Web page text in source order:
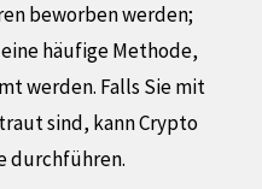
beworben werden;
häufige Methode,
werden. Falls Sie mit
sind, kann Crypto
durchführen.